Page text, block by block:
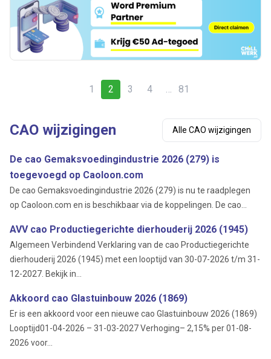
1 2 3 4 81
CAO wijzigingen Alle CAO wijzigingen
De cao Gemaksvoedingindustrie 2026 (279) is
toegevoegd op Caoloon.com
De cao Gemaksvoedingindustrie 2026 (279) is nu te raadplegen
op Caoloon.com en is beschikbaar via de koppelingen. De cao...
AVV cao Productiegerichte dierhouderij 2026 (1945)
Algemeen Verbindend Verklaring van de cao Productiegerichte
dierhouderij 2026 (1945) met een looptijd van 30-07-2026 t/m 31-
12-2027. Bekijk in...
Akkoord cao Glastuinbouw 2026 (1869)
Er is een akkoord voor een nieuwe cao Glastuinbouw 2026 (1869)
Looptijd01-04-2026 – 31-03-2027 Verhoging– 2,15% per 01-08-
2026 voor...